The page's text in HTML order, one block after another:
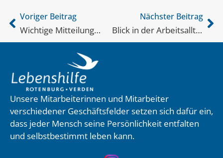
Voriger Beitrag
Wichtige Mitteilung…
Nächster Beitrag
Blick in der Arbeitsalltag der Werkstätten
Unsere Mitarbeiterinnen und Mitarbeiter
verschiedener Geschäftsfelder setzen sich dafür ein,
dass jeder Mensch seine Persönlichkeit entfalten
und selbstbestimmt leben kann.